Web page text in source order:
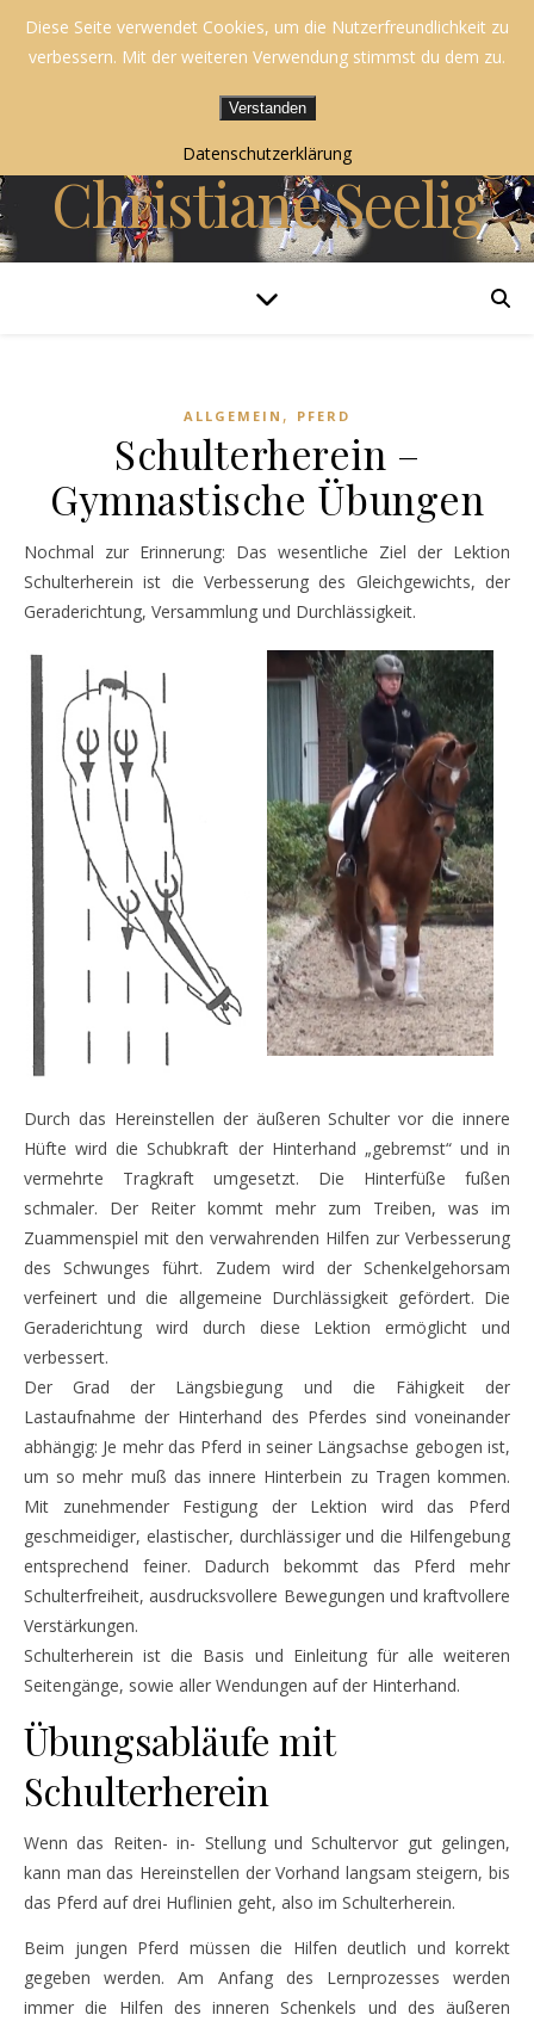
Blog |
Dressurausbildung
Christiane Seelig
ALLGEMEIN , PFERD
Schulterherein –
Gymnastische Übungen
Nochmal zur Erinnerung: Das wesentliche Ziel der Lektion
Schulterherein ist die Verbesserung des Gleichgewichts, der
Geraderichtung, Versammlung und Durchlässigkeit.
Durch das Hereinstellen der äußeren Schulter vor die innere
Hüfte wird die Schubkraft der Hinterhand „gebremst“ und in
vermehrte Tragkraft umgesetzt. Die Hinterfüße fußen
schmaler. Der Reiter kommt mehr zum Treiben, was im
Zuammenspiel mit den verwahrenden Hilfen zur Verbesserung
des Schwunges führt. Zudem wird der Schenkelgehorsam
verfeinert und die allgemeine Durchlässigkeit gefördert. Die
Geraderichtung wird durch diese Lektion ermöglicht und
verbessert.
Der Grad der Längsbiegung und die Fähigkeit der
Lastaufnahme der Hinterhand des Pferdes sind voneinander
abhängig: Je mehr das Pferd in seiner Längsachse gebogen ist,
um so mehr muß das innere Hinterbein zu Tragen kommen.
Mit zunehmender Festigung der Lektion wird das Pferd
geschmeidiger, elastischer, durchlässiger und die Hilfengebung
entsprechend feiner. Dadurch bekommt das Pferd mehr
Schulterfreiheit, ausdrucksvollere Bewegungen und kraftvollere
Verstärkungen.
Schulterherein ist die Basis und Einleitung für alle weiteren
Seitengänge, sowie aller Wendungen auf der Hinterhand.
Übungsabläufe mit
Schulterherein
Wenn das Reiten- in- Stellung und Schultervor gut gelingen,
kann man das Hereinstellen der Vorhand langsam steigern, bis
das Pferd auf drei Huflinien geht, also im Schulterherein.
Beim jungen Pferd müssen die Hilfen deutlich und korrekt
gegeben werden. Am Anfang des Lernprozesses werden
immer die Hilfen des inneren Schenkels und des äußeren
Diese Seite verwendet Cookies, um die Nutzerfreundlichkeit zu
verbessern. Mit der weiteren Verwendung stimmst du dem zu.
Verstanden
Datenschutzerklärung